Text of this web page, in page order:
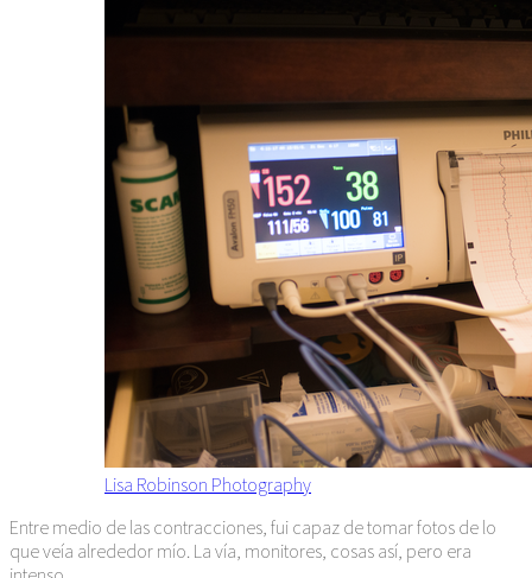
Lisa Robinson Photography
Entre medio de las contracciones, fui capaz de tomar fotos de lo
que veía alrededor mío. La vía, monitores, cosas así, pero era